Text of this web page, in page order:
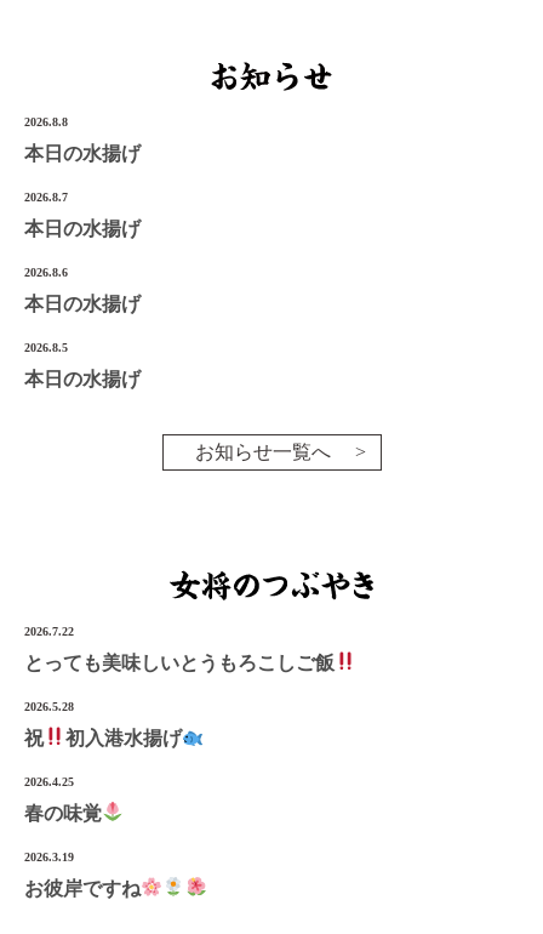
2026.8.8
本日の水揚げ
2026.8.7
本日の水揚げ
2026.8.6
本日の水揚げ
2026.8.5
本日の水揚げ
お知らせ一覧へ
2026.7.22
とっても美味しいとうもろこしご飯
2026.5.28
祝 初入港水揚げ
2026.4.25
春の味覚
2026.3.19
お彼岸ですね